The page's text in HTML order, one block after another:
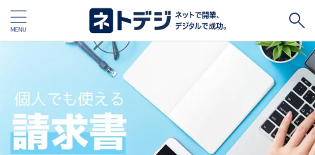
キャッシュレス Square BASE STORES
ネットショップ開設１vs１ 無料ネットショップ